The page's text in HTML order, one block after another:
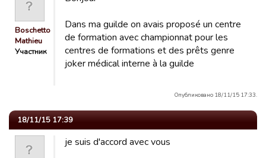
Boschetto
Mathieu
Участник
Dans ma guilde on avais proposé un centre
de formation avec championnat pour les
centres de formations et des prêts genre
joker médical interne à la guilde
Опубликовано 18/11/15 17:33.
18/11/15 17:39
je suis d'accord avec vous